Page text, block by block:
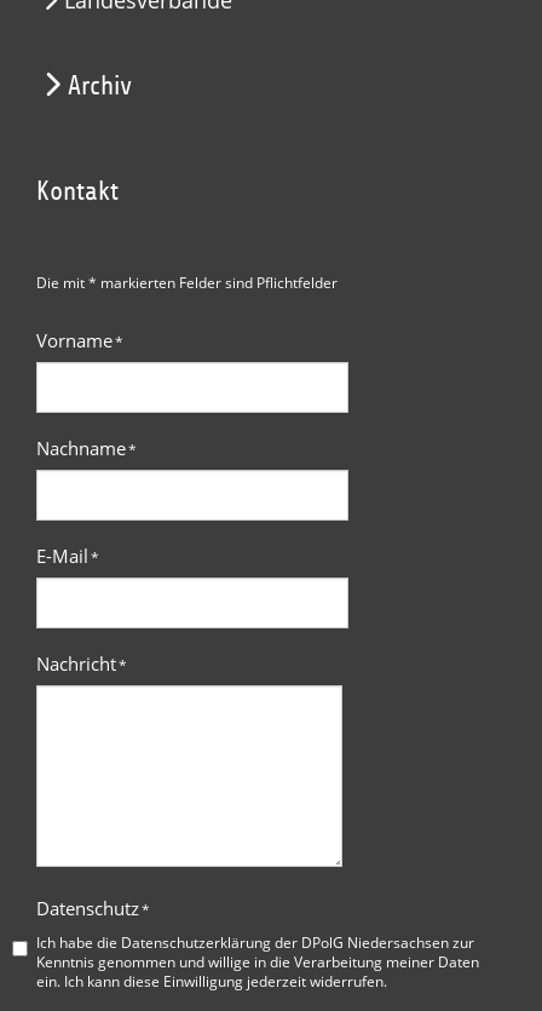
Archiv
Kontakt
Die mit * markierten Felder sind Pflichtfelder
Vorname*
Nachname*
E-Mail*
Nachricht*
Datenschutz*
Ich habe die Datenschutzerklärung der DPolG Niedersachsenzur
Kenntnis genommen und willige in die Verarbeitung meiner Daten
ein. Ich kann diese Einwilligung jederzeit widerrufen.